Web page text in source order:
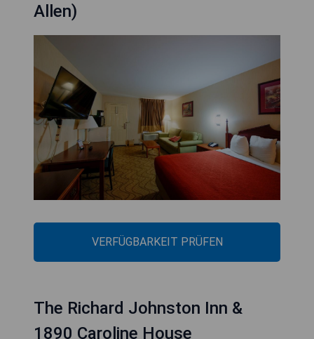
Allen)
VERFÜGBARKEIT PRÜFEN
The Richard Johnston Inn &
1890 Caroline House